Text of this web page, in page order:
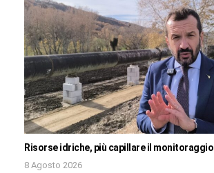
Risorse idriche, più capillare il monitoraggio
8 Agosto 2026